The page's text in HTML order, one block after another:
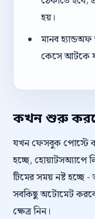
হয়।
মানব
কেসে আটকে
কখন শুরু
যখন ফেসবুক পোস্টে
হচ্ছে, হোয়াটসঅ্যাপে
টিমের সময় নষ্ট
সবকিছু অটোমেট
ক্ষেত্র নিন।